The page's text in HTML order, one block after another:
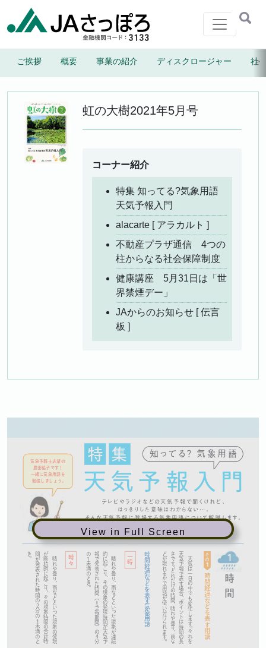
メインナビゲーション
ご挨拶 概要 事業の紹介 ディスクロージャー 社
＞
虹の大樹2021年5月号
コーナー紹介
特集 知ってる?気象用語
天気予報入門
alacarte [ アラカルト ]
不動産プラザ通信 4つの
柱からなる社会保障制度
健康講座 5月31日は「世
界禁煙デー」
JAからのお知らせ [ 伝言
板 ]
View in Full Screen